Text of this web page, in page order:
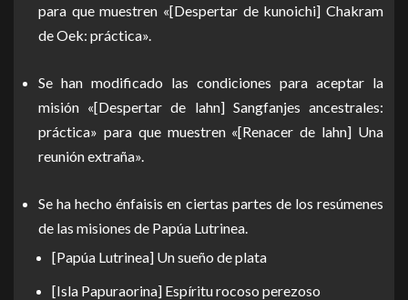
para que muestren «[Despertar de kunoichi] Chakram
de Oek: práctica».
Se han modificado las condiciones para aceptar la
misión «[Despertar de lahn] Sangfanjes ancestrales:
práctica» para que muestren «[Renacer de lahn] Una
reunión extraña».
Se ha hecho énfaisis en ciertas partes de los resúmenes
de las misiones de Papúa Lutrinea.
[Papúa Lutrinea] Un sueño de plata
[Isla Papuraorina] Espíritu rocoso perezoso